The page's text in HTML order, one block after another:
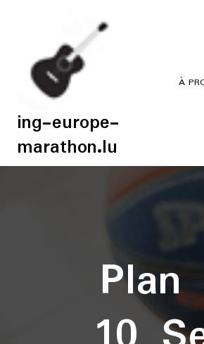
ing-europe-
marathon.lu
À